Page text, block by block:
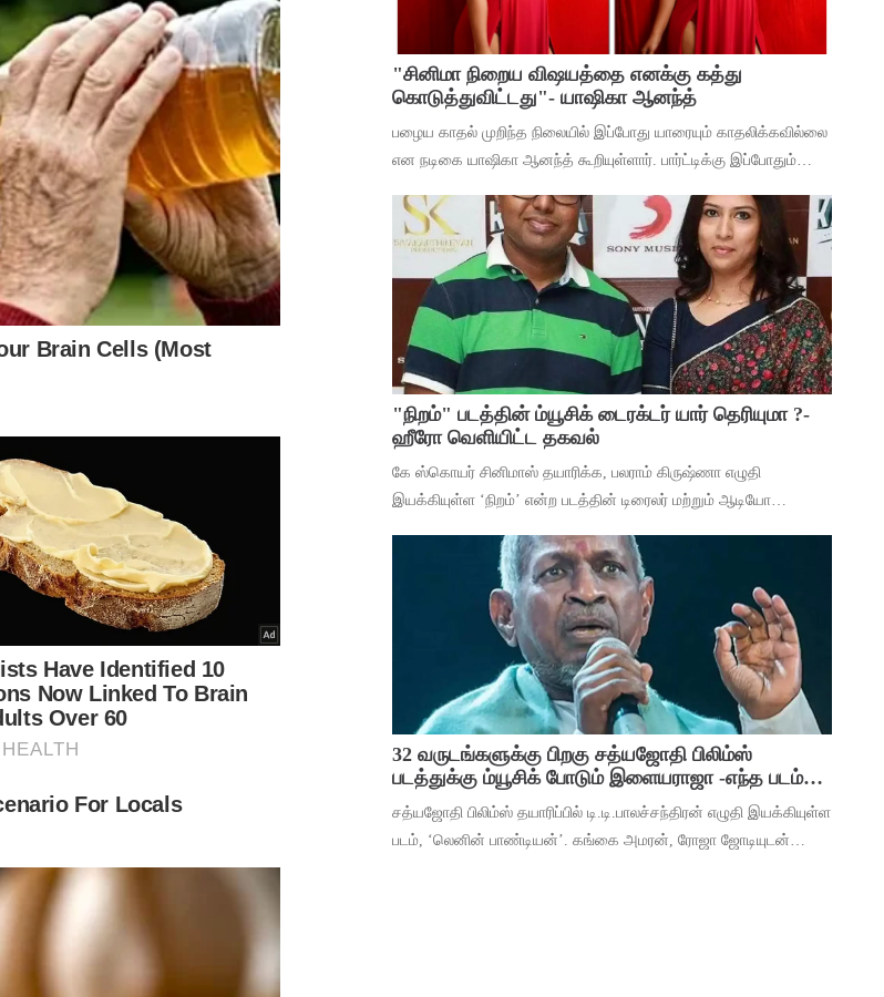
"சினிமா நிறைய விஷயத்தை எனக்கு கத்து
கொடுத்துவிட்டது"- யாஷிகா ஆனந்த்
பழைய காதல் முறிந்த நிலையில் இப்போது யாரையும் காதலிக்கவில்லை
என நடிகை யாஷிகா ஆனந்த் கூறியுள்ளார். பார்ட்டிக்கு இப்போதும்
பார்ட்டிக்கும் போகுறது
"நிறம்" படத்தின் ம்யூசிக் டைரக்டர் யார் தெரியுமா ?-
ஹீரோ வெளியிட்ட தகவல்
கே ஸ்கொயர் சினிமாஸ் தயாரிக்க, பலராம் கிருஷ்ணா எழுதி
இயக்கியுள்ள ‘நிறம்’ என்ற படத்தின் டிரைலர் மற்றும் ஆடியோ
பிரவஸ்தி, டான்ஸ் மாஸ்டர் சாய்
32 வருடங்களுக்கு பிறகு சத்யஜோதி பிலிம்ஸ்
படத்துக்கு ம்யூசிக் போடும் இளையராஜா -எந்த படம்
தெரியுமா ?
சத்யஜோதி பிலிம்ஸ் தயாரிப்பில் டி.டி.பாலச்சந்திரன் எழுதி இயக்கியுள்ள
படம், ‘லெனின் பாண்டியன்’. கங்கை அமரன், ரோஜா ஜோடியுடன்